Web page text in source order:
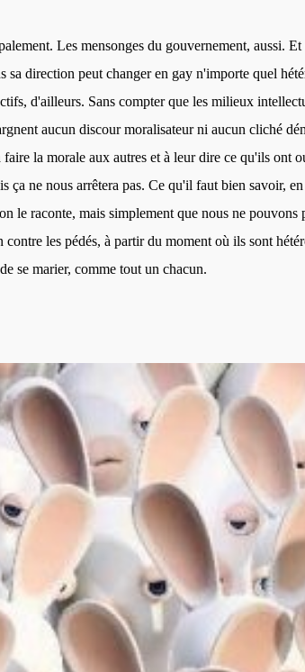
Les mensonges du gouvernement, aussi.
sa direction peut changer en gay n'importe quel
d'ailleurs. Sans compter que les milieux
aucun discour moralisateur ni aucun cliché
faire la morale aux autres et à leur dire ce qu'ils ont
ça ne nous arrêtera pas. Ce qu'il faut bien savoir,
le raconte, mais simplement que nous ne pouvons
contre les pédés, à partir du moment où ils sont
se marier, comme tout un chacun.